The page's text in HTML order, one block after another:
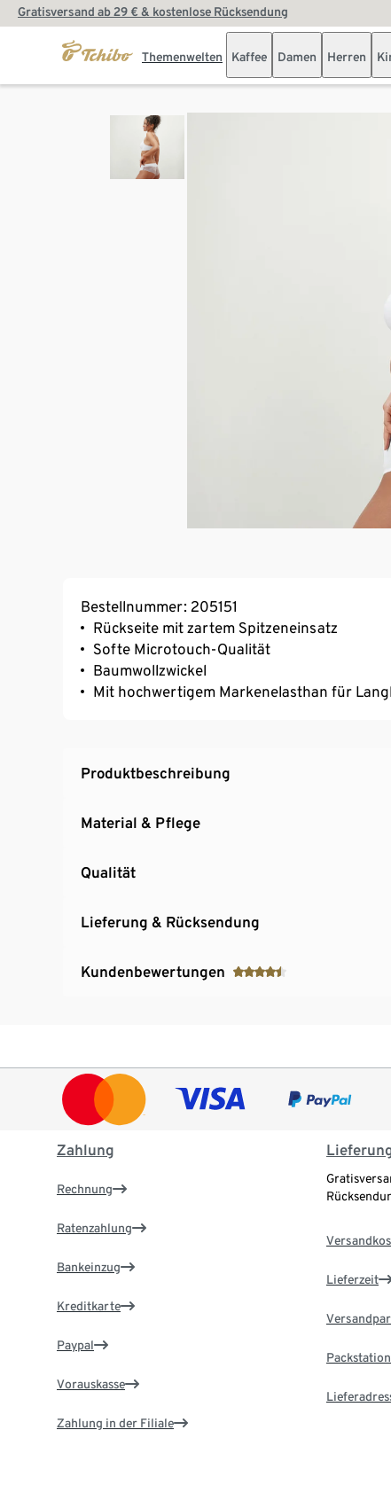
Gratisversand ab 29 € & kostenlose Rücksendung
Themenwelten Kaffee Damen Herren
Bestellnummer: 205151
Rückseite mit zartem Spitzeneinsatz
Softe Microtouch-Qualität
Baumwollzwickel
Mit hochwertigem Markenelasthan für
Produktbeschreibung
Material & Pflege
Qualität
Lieferung & Rücksendung
Kundenbewertungen
Zahlung
Rechnung
Ratenzahlung
Bankeinzug
Kreditkarte
Paypal
Vorauskasse
Zahlung in der Filiale
Lieferzeit
Packstation